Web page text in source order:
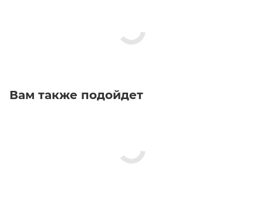
Вам также подойдет